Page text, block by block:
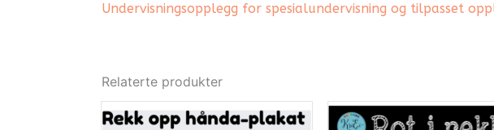
Undervisningsopplegg for spesialundervisning og tilpasset
Relaterte produkter